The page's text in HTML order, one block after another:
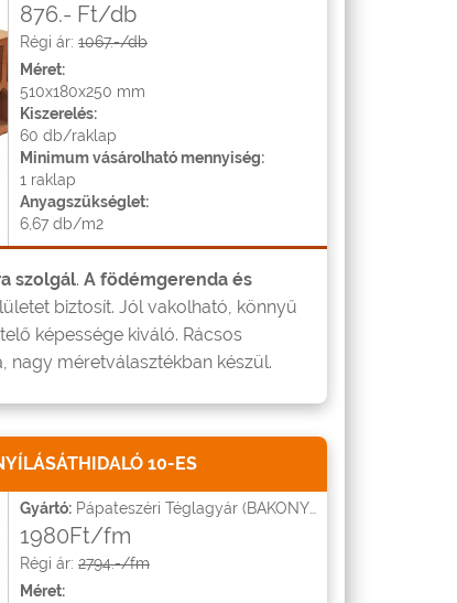
876.- Ft/db
Régi ár: 1067.-/db
Méret:
510x180x250 mm
Kiszerelés:
60 db/raklap
Minimum vásárolható mennyiség:
1 raklap
Anyagszükséglet:
6,67 db/m2
szolgál. A födémgerenda és
biztosít. Jól vakolható, könnyű
képessége kiváló. Rácsos
méretválasztékban készül.
10-ES
Gyártó: Pápateszéri Téglagyár (BAKONYTHERM)
1980Ft/fm
Régi ár: 2794.-/fm
Méret: